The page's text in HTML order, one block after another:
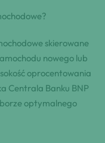
skierowane
nowego lub
oprocentowania
Centrala Banku BNP
optymalnego